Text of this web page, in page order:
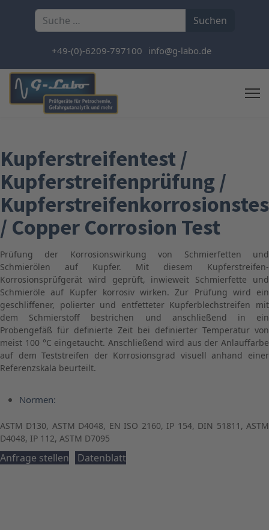
Suchen
+49-(0)-6209-797100 info@g-labo.de
Kupferstreifentest /
Kupferstreifenprüfung /
/ Copper Corrosion Test
Prüfung der Korrosionswirkung von Schmierfetten und
Schmierölen auf Kupfer. Mit diesem Kupferstreifen-
Korrosionsprüfgerät wird geprüft, inwieweit Schmierfette und
Schmieröle auf Kupfer korrosiv wirken. Zur Prüfung wird ein
geschliffener, polierter und entfetteter Kupferblechstreifen mit
dem Schmierstoff bestrichen und anschließend in ein
Probengefäß für definierte Zeit bei definierter Temperatur von
meist 100 °C eingetaucht. Anschließend wird aus der Anlauffarbe
auf dem Teststreifen der Korrosionsgrad visuell anhand einer
Referenzskala beurteilt.
Normen:
ASTM D130, ASTM D4048, EN ISO 2160, IP 154, DIN 51811, ASTM
D4048, IP 112, ASTM D7095
Anfrage stellen Datenblatt